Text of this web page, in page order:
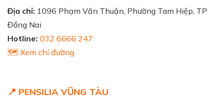
Địa chỉ: 1096 Phạm Văn Thuận, Phường Tam Hiệp, TP
Đồng Nai
Hotline: 032 6666 247
🗺️ Xem chỉ đường
📍 PENSILIA VŨNG TÀU